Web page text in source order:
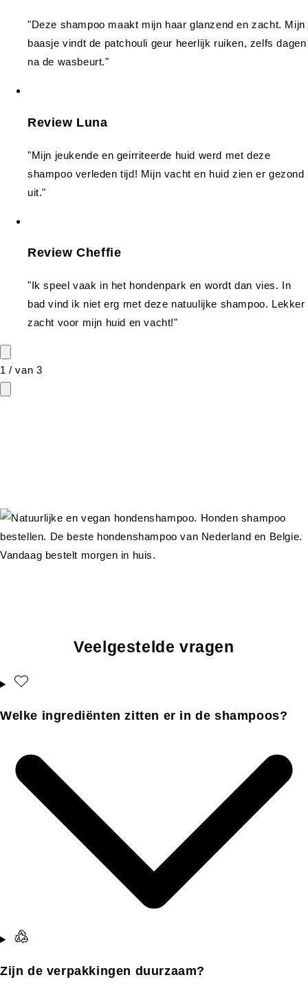
"Deze shampoo maakt mijn haar glanzend en zacht. Mijn
baasje vindt de patchouli geur heerlijk ruiken, zelfs dagen
na de wasbeurt."
Review Luna
"Mijn jeukende en geirriteerde huid werd met deze
shampoo verleden tijd! Mijn vacht en huid zien er gezond
uit."
Review Cheffie
"Ik speel vaak in het hondenpark en wordt dan vies. In
bad vind ik niet erg met deze natuulijke shampoo. Lekker
zacht voor mijn huid en vacht!"
1 /van 3
Veelgestelde vragen
Welke ingrediënten zitten er in de shampoos?
Zijn de verpakkingen duurzaam?